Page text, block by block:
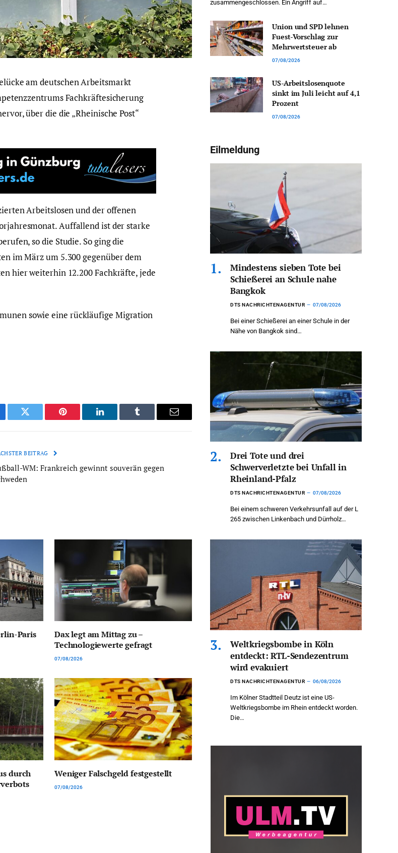
am deutschen Arbeitsmarkt
Fachkräftesicherung
über die die „Rheinische Post“
Arbeitslosen und der offenen
Auffallend ist der starke
so die Studie. So ging die
im März um 5.300 gegenüber dem
hier weiterhin 12.200 Fachkräfte, jede
sowie eine rückläufige Migration
Twitter Pinterest LinkedIn Tumblr Email
BEITRAG
WM: Frankreich gewinnt souverän gegen
Paris
Dax legt am Mittag zu –
Technologiewerte gefragt
07/08/2026
durch
Weniger Falschgeld festgestellt
07/08/2026
zusammengeschlossen. Ein Angriff auf…
Union und SPD lehnen
Fuest-Vorschlag zur
Mehrwertsteuer ab
07/08/2026
US-Arbeitslosenquote
sinkt im Juli leicht auf 4,1
Prozent
07/08/2026
Eilmeldung
Mindestens sieben Tote bei
Schießerei an Schule nahe
Bangkok
DTS NACHRICHTENAGENTUR 07/08/2026
Bei einer Schießerei an einer Schule in der
Nähe von Bangkok sind…
Drei Tote und drei
Schwerverletzte bei Unfall in
Rheinland-Pfalz
DTS NACHRICHTENAGENTUR 07/08/2026
Bei einem schweren Verkehrsunfall auf der L
265 zwischen Linkenbach und Dürrholz…
Weltkriegsbombe in Köln
entdeckt: RTL-Sendezentrum
wird evakuiert
DTS NACHRICHTENAGENTUR 06/08/2026
Im Kölner Stadtteil Deutz ist eine US-
Weltkriegsbombe im Rhein entdeckt worden.
Die…